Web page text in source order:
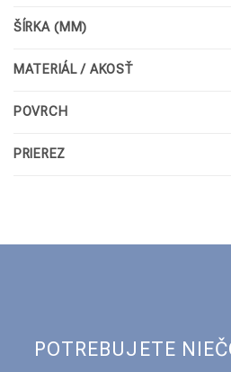
ŠÍRKA (MM)
MATERIÁL / AKOSŤ
POVRCH
PRIEREZ
POTREBUJETE